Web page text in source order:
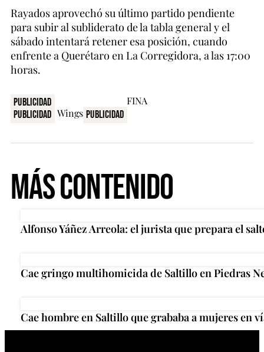
Rayados aprovechó su último partido pendiente
para subir al subliderato de la tabla general y el
sábado intentará retener esa posición, cuando
enfrente a Querétaro en La Corregidora, a las 17:00
horas.
Publicidad
Publicidad
Publicidad
Más Contenido
Alfonso Yáñez Arreola: el jurista que prepara el
Cae gringo multihomicida de Saltillo en Piedras
Cae hombre en Saltillo que grababa a mujeres en